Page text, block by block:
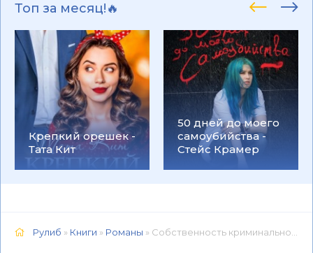
Топ за месяц!🔥
Крепкий орешек -
Тата Кит
50 дней до моего
самоубийства -
Стейс Крамер
Рулиб » Книги » Романы » Собственность криминального авторитета - Айрин Лакс 📕 - Книга онлайн бесплатно